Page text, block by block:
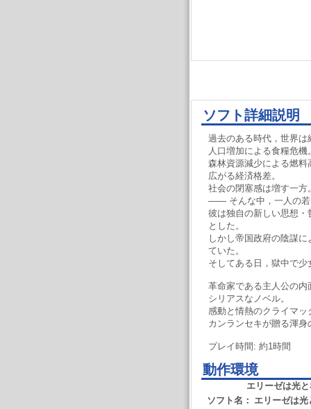
ソフト詳細説明
過去のある時代，世界
人口増加による食糧危機
森林資源減少による燃料
広がる経済格差。
社会の閉塞感は増す一方
―― そんな中，一人の若
彼は独自の新しい思想
とした。
しかし帝国政府の陰謀
ていた。
そしてある日，獄中で
革命家である主人公の
シリアスなノベル。
感動と情熱のクライマッ
カンランセキが贈る渾身
プレイ時間: 約1時間
動作環境
エリーゼは光
ソフト名： エリーゼは光